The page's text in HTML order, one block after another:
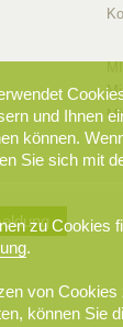
und Ihnen
können.
Sie sich mit
zu Cookies
.
von
können Sie